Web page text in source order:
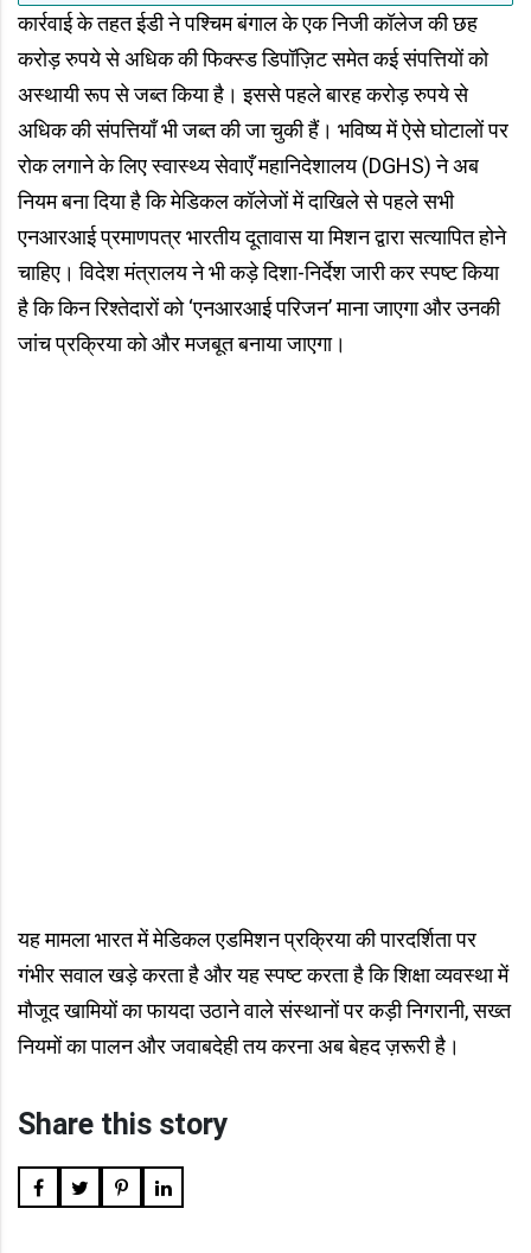
कार्रवाई के तहत ईडी ने पश्चिम बंगाल के एक निजी कॉलेज की छह
करोड़ रुपये से अधिक की फिक्स्ड डिपॉज़िट समेत कई संपत्तियों को
अस्थायी रूप से जब्त किया है। इससे पहले बारह करोड़ रुपये से
अधिक की संपत्तियाँ भी जब्त की जा चुकी हैं। भविष्य में ऐसे घोटालों पर
रोक लगाने के लिए स्वास्थ्य सेवाएँ महानिदेशालय (DGHS) ने अब
नियम बना दिया है कि मेडिकल कॉलेजों में दाखिले से पहले सभी
एनआरआई प्रमाणपत्र भारतीय दूतावास या मिशन द्वारा सत्यापित होने
चाहिए। विदेश मंत्रालय ने भी कड़े दिशा-निर्देश जारी कर स्पष्ट किया
है कि किन रिश्तेदारों को ‘एनआरआई परिजन’ माना जाएगा और उनकी
जांच प्रक्रिया को और मजबूत बनाया जाएगा।
यह मामला भारत में मेडिकल एडमिशन प्रक्रिया की पारदर्शिता पर
गंभीर सवाल खड़े करता है और यह स्पष्ट करता है कि शिक्षा व्यवस्था में
मौजूद खामियों का फायदा उठाने वाले संस्थानों पर कड़ी निगरानी, सख्त
नियमों का पालन और जवाबदेही तय करना अब बेहद ज़रूरी है।
Share this story